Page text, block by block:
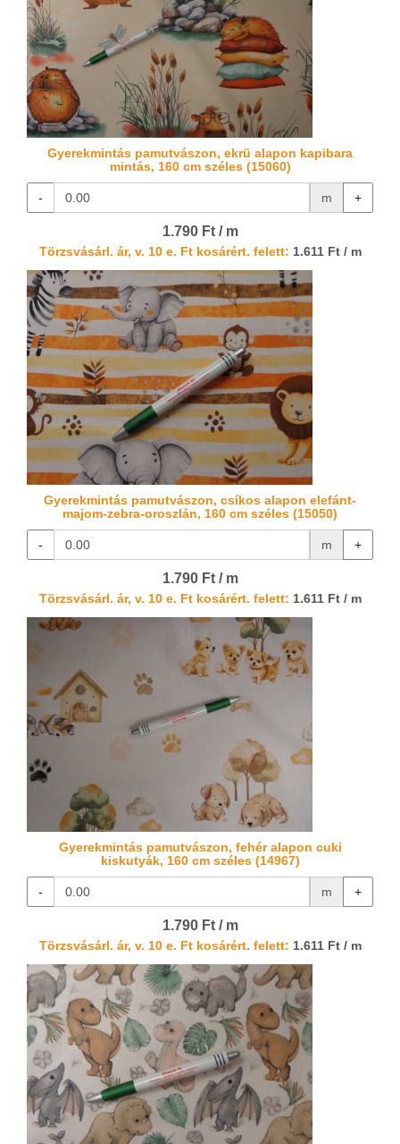
Gyerekmintás pamutvászon, ekrü alapon kapibara
mintás, 160 cm széles (15060)
- m +
1.790 Ft / m
Törzsvásárl. ár, v. 10 e. Ft kosárért. felett: 1.611 Ft / m
Gyerekmintás pamutvászon, csíkos alapon elefánt-
majom-zebra-oroszlán, 160 cm széles (15050)
- m +
1.790 Ft / m
Törzsvásárl. ár, v. 10 e. Ft kosárért. felett: 1.611 Ft / m
Gyerekmintás pamutvászon, fehér alapon cuki
kiskutyák, 160 cm széles (14967)
- m +
1.790 Ft / m
Törzsvásárl. ár, v. 10 e. Ft kosárért. felett: 1.611 Ft / m